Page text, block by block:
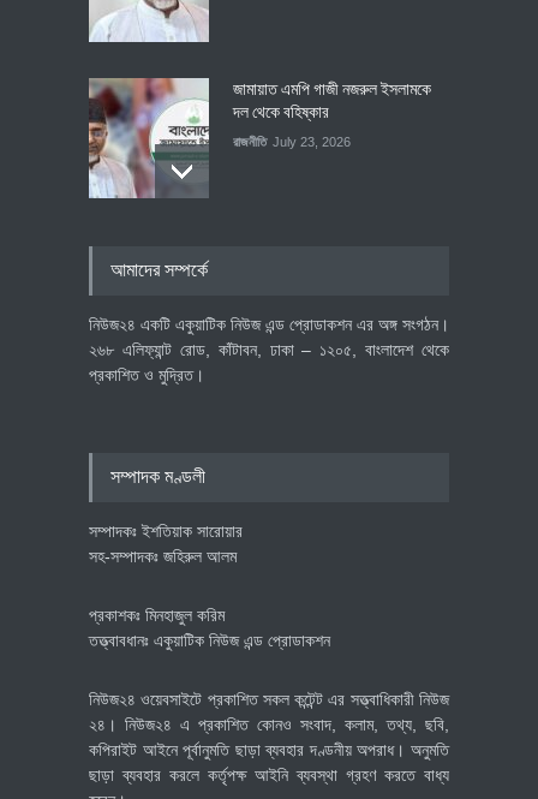
জামায়াত এমপি গাজী নজরুল ইসলামকে
দল থেকে বহিষ্কার
রাজনীতি July 23, 2026
আমাদের সম্পর্কে
নিউজ২৪ একটি একুয়াটিক নিউজ এন্ড প্রোডাকশন এর অঙ্গ সংগঠন।
২৬৮ এলিফ্যান্ট রোড, কাঁটাবন, ঢাকা – ১২০৫, বাংলাদেশ থেকে
প্রকাশিত ও মুদ্রিত।
সম্পাদক মণ্ডলী
সম্পাদকঃ ইশতিয়াক সারোয়ার
সহ-সম্পাদকঃ জহিরুল আলম
প্রকাশকঃ মিনহাজুল করিম
তত্ত্বাবধানঃ একুয়াটিক নিউজ এন্ড প্রোডাকশন
নিউজ২৪ ওয়েবসাইটে প্রকাশিত সকল কন্টেন্ট এর সত্ত্বাধিকারী নিউজ
২৪। নিউজ২৪ এ প্রকাশিত কোনও সংবাদ, কলাম, তথ্য, ছবি,
কপিরাইট আইনে পূর্বানুমতি ছাড়া ব্যবহার দণ্ডনীয় অপরাধ। অনুমতি
ছাড়া ব্যবহার করলে কর্তৃপক্ষ আইনি ব্যবস্থা গ্রহণ করতে বাধ্য